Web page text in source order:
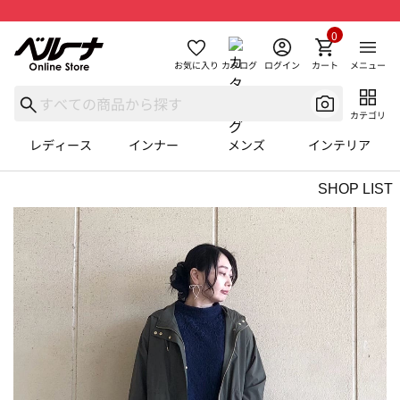
お気に入り カタログ ログイン カート
0
メニュー
カテゴリ
レディース インナー メンズ インテリア
SHOP LIST